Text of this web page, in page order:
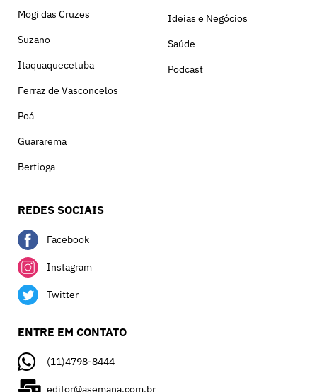
Mogi das Cruzes
Suzano
Itaquaquecetuba
Ferraz de Vasconcelos
Poá
Guararema
Bertioga
Ideias e Negócios
Saúde
Podcast
REDES SOCIAIS
Facebook
Instagram
Twitter
ENTRE EM CONTATO
(11)4798-8444
editor@asemana.com.br